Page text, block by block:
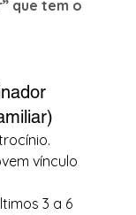
que tem o
vínculo
3 a 6